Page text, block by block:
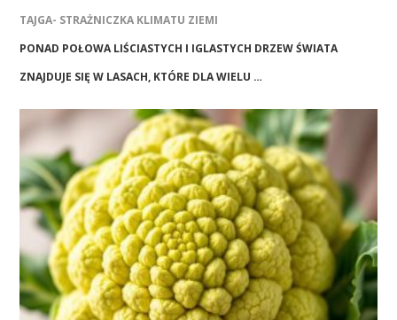
TAJGA- STRAŻNICZKA KLIMATU ZIEMI
PONAD POŁOWA LIŚCIASTYCH I IGLASTYCH DRZEW ŚWIATA
ZNAJDUJE SIĘ W LASACH, KTÓRE DLA WIELU …